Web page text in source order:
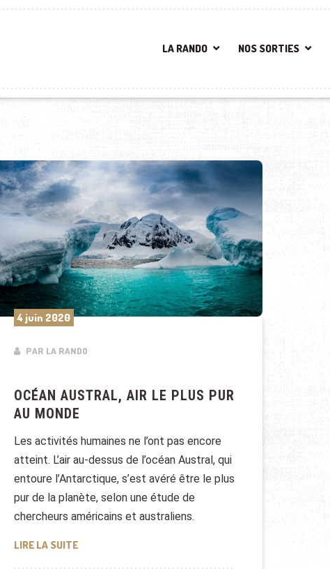
LA RANDO NOS SORTIES
4 juin 2020
PAR LA RANDO
OCÉAN AUSTRAL, AIR LE PLUS PUR
AU MONDE
Les activités humaines ne l’ont pas encore
atteint. L’air au-dessus de l’océan Austral, qui
entoure l’Antarctique, s’est avéré être le plus
pur de la planète, selon une étude de
chercheurs américains et australiens.
LIRE LA SUITEOCÉAN AUSTRAL, AIR LE PLUS PUR AU MONDE